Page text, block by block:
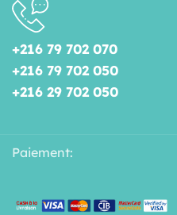
+216 79 702 070
+216 79 702 050
+216 29 702 050
Paiement: